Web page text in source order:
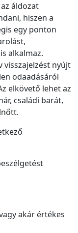
áldozat
hiszen a
egy ponton
alkalmaz.
visszajelzést nyújt
odaadásáról
elkövető lehet az
családi barát,
akár értékes